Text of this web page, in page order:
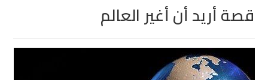
قصة أريد أن أغير العالم